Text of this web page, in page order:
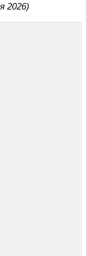
2026)